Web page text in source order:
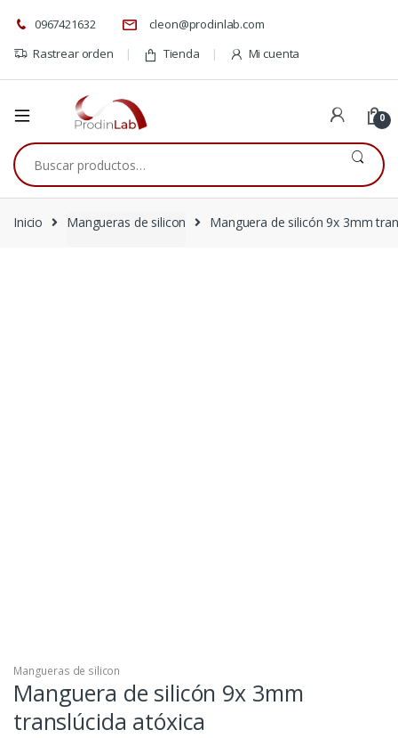
0967421632
cleon@prodinlab.com
Rastrear orden
Tienda Mi cuenta
0
Buscar
por:
Inicio Mangueras de silicon Manguera de silicón 9x 3mm
Mangueras de silicon
Manguera de silicón 9x 3mm
translúcida atóxica